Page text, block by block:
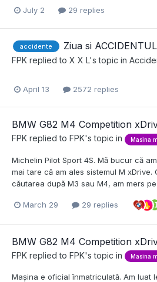
July 2 29 replies
accidente Ziua si
FPK replied to X X L's topic in
April 13 2572 replies
BMW G82 M4 Competition
FPK replied to FPK's topic in Masina
Michelin Pilot Sport 4S. Mă bucur că
mai tare că am ales sistemul M xDrive.
căutarea după M3 sau M4, am mers
March 29 29 replies
BMW G82 M4 Competition
FPK replied to FPK's topic in Masina
Mașina e oficial înmatriculată. Am luat